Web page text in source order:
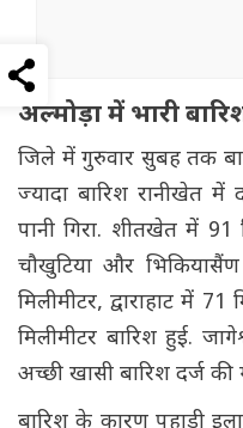
अल्मोड़ा में भारी
जिले में गुरुवार सुबह तक
ज्यादा बारिश रानीखेत में
पानी गिरा. शीतखेत में 91
चौखुटिया और
मिलीमीटर, द्वाराहाट में
मिलीमीटर बारिश हुई.
अच्छी खासी बारिश दर्ज की